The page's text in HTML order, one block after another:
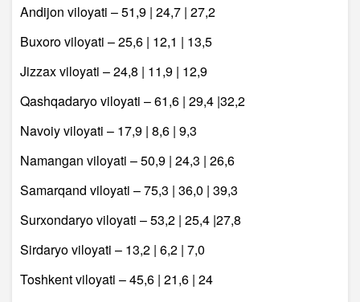
Andijon viloyati – 51,9 | 24,7 | 27,2
Buxoro viloyati – 25,6 | 12,1 | 13,5
Jizzax viloyati – 24,8 | 11,9 | 12,9
Qashqadaryo viloyati – 61,6 | 29,4 |32,2
Navoiy viloyati – 17,9 | 8,6 | 9,3
Namangan viloyati – 50,9 | 24,3 | 26,6
Samarqand viloyati – 75,3 | 36,0 | 39,3
Surxondaryo viloyati – 53,2 | 25,4 |27,8
Sirdaryo viloyati – 13,2 | 6,2 | 7,0
Toshkent viloyati – 45,6 | 21,6 | 24